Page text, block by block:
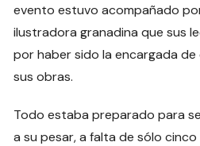
evento estuvo acompañado
ilustradora granadina que sus
por haber sido la encargada
sus obras.
Todo estaba preparado para
a su pesar, a falta de sólo